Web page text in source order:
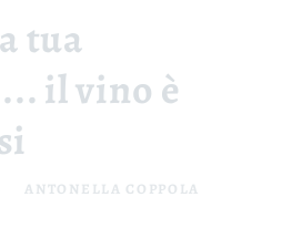
tua
il vino è
ANTONELLA COPPOLA